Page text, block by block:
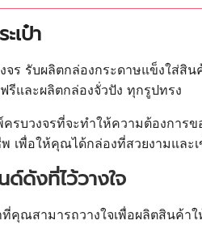
เป๋า
จร รับผลิตกล่องกระดาษแข็งใส่สิ
รีและผลิตกล่องจั่วปัง ทุกรูปทรง
ครบวงจรที่จะทำให้ความต้องการ
เพื่อให้คุณได้กล่องที่สวยงามแล
ด์ดังที่ไว้วางใจ
คุณสามารถวางใจเพื่อผลิตสินค้า